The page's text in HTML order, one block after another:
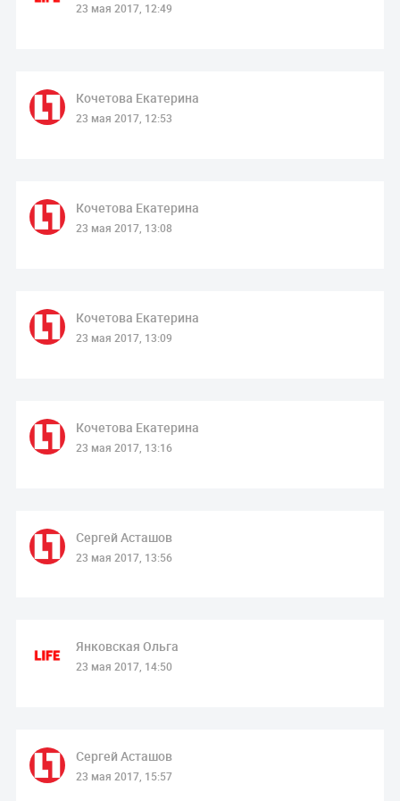
23 мая 2017, 12:49
Кочетова Екатерина
23 мая 2017, 12:53
Кочетова Екатерина
23 мая 2017, 13:08
Кочетова Екатерина
23 мая 2017, 13:09
Кочетова Екатерина
23 мая 2017, 13:16
Сергей Асташов
23 мая 2017, 13:56
Янковская Ольга
23 мая 2017, 14:50
Сергей Асташов
23 мая 2017, 15:57